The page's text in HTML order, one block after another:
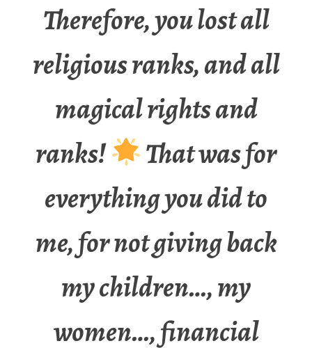
Therefore, you lost all
religious ranks, and all
magical rights and
ranks!
That was for
everything you did to
me, for not giving back
my children…, my
women…, financial